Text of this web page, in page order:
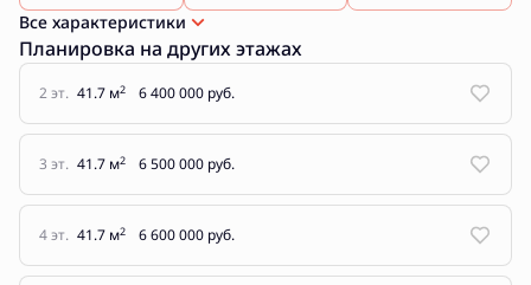
Все характеристики
Планировка на других этажах
2 эт. 41.7 м2 6 400 000 руб.
3 эт. 41.7 м2 6 500 000 руб.
4 эт. 41.7 м2 6 600 000 руб.